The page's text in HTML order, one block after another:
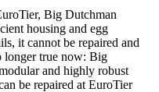
Big Dutchman
housing and egg
it cannot be repaired and
longer true now: Big
and highly robust
be repaired at EuroTier